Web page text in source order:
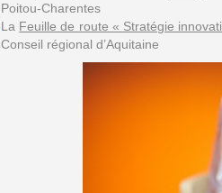
Poitou-Charentes
La Feuille de route « Stratégie
Conseil régional d’Aquitaine